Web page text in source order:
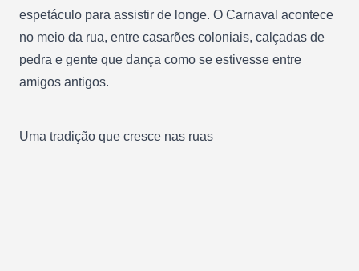
espetáculo para assistir de longe. O Carnaval acontece
no meio da rua, entre casarões coloniais, calçadas de
pedra e gente que dança como se estivesse entre
amigos antigos.
Uma tradição que cresce nas ruas